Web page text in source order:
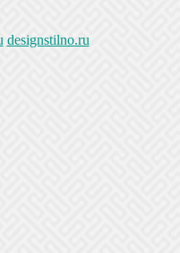
designstilno.ru